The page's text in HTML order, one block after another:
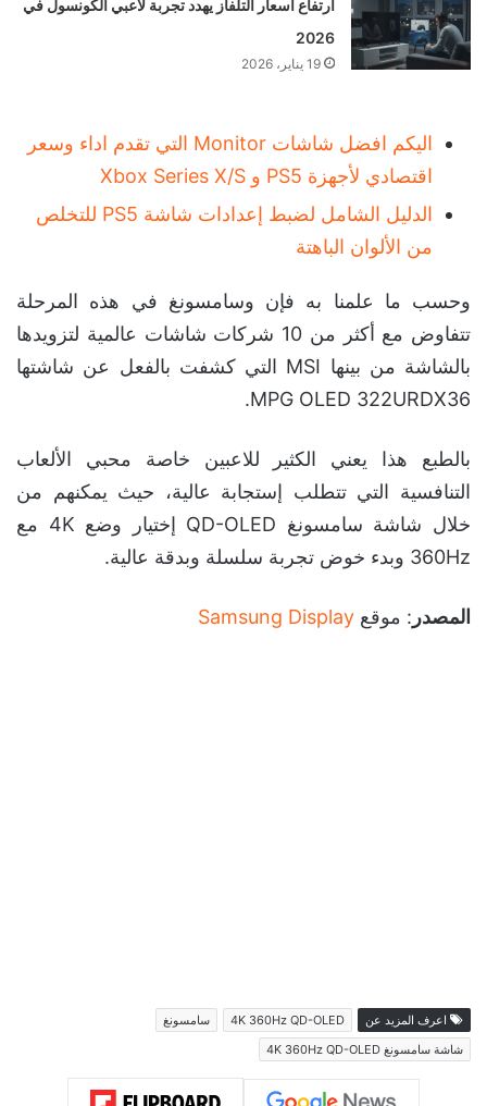
ارتفاع أسعار التلفاز يهدد تجربة لاعبي الكونسول في
2026
19 يناير، 2026
اليكم افضل شاشات Monitor التي تقدم اداء وسعر
اقتصادي لأجهزة PS5 و Xbox Series X/S
الدليل الشامل لضبط إعدادات شاشة PS5 للتخلص
من الألوان الباهتة
وحسب ما علمنا به فإن وسامسونغ في هذه المرحلة
تتفاوض مع أكثر من 10 شركات شاشات عالمية لتزويدها
بالشاشة من بينها MSI التي كشفت بالفعل عن شاشتها
MPG OLED 322URDX36.
بالطبع هذا يعني الكثير للاعبين خاصة محبي الألعاب
التنافسية التي تتطلب إستجابة عالية، حيث يمكنهم من
خلال شاشة سامسونغ QD-OLED إختيار وضع 4K مع
360Hz وبدء خوض تجربة سلسلة وبدقة عالية.
المصدر : موقع Samsung Display
اعرف المزيد عن 4K 360Hz QD-OLED
سامسونغ
شاشة سامسونغ 4K 360Hz QD-OLED